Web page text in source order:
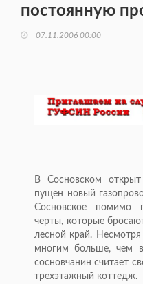
постоянную
07.11.2006 00:00
В Сосновском
пущен новый
Сосновское помимо
черты, которые
лесной край.
многим больше, чем
сосновчанин считает
трехэтажный коттедж.